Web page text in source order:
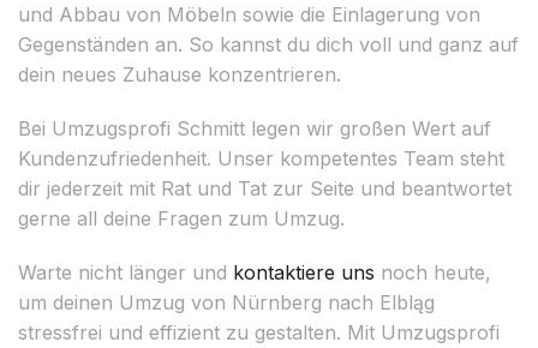
und Abbau von Möbeln sowie die Einlagerung von
Gegenständen an. So kannst du dich voll und ganz auf
dein neues Zuhause konzentrieren.
Bei Umzugsprofi Schmitt legen wir großen Wert auf
Kundenzufriedenheit. Unser kompetentes Team steht
dir jederzeit mit Rat und Tat zur Seite und beantwortet
gerne all deine Fragen zum Umzug.
Warte nicht länger und kontaktiere uns noch heute,
um deinen Umzug von Nürnberg nach Elbląg
stressfrei und effizient zu gestalten. Mit Umzugsprofi